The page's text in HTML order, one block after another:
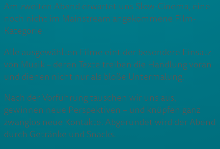
Am zweiten Abend erwartet uns Slow-Cinema, eine
noch nicht im Mainstream angekommene Film-
Kategorie
Alle ausgewählten Filme eint der besondere Einsatz
von Musik – deren Texte treiben die Handlung voran
und dienen nicht nur als bloße Untermalung.
Nach der Vorführung tauschen wir uns aus,
gewinnen neue Perspektiven – und knüpfen ganz
zwanglos neue Kontakte. Abgerundet wird der Abend
durch Getränke und Snacks.